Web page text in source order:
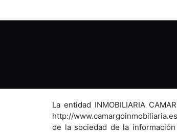
La entidad INMOBILIARIA
http://
de la sociedad de la